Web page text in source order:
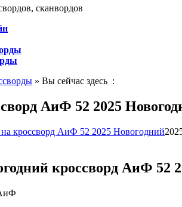
сканвордов
» Вы сейчас здесь :
АиФ 52 2025
кроссворд АиФ 52 2025 Новогодний
кроссворд АиФ 52